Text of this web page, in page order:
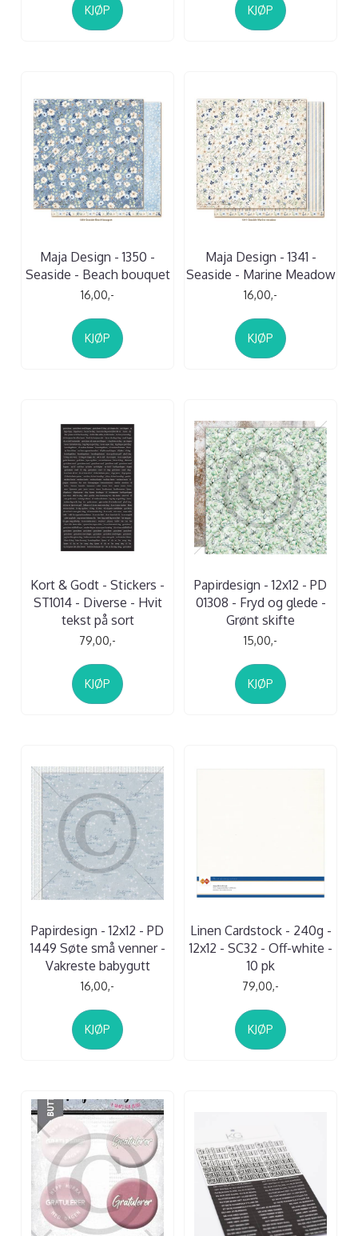
KJØP KJØP
Maja Design - 1350 -
Seaside - Beach bouquet
16,00,-
KJØP
Maja Design - 1341 -
Seaside - Marine Meadow
16,00,-
KJØP
Kort & Godt - Stickers -
ST1014 - Diverse - Hvit
tekst på sort
79,00,-
KJØP
Papirdesign - 12x12 - PD
01308 - Fryd og glede -
Grønt skifte
15,00,-
KJØP
Papirdesign - 12x12 - PD
1449 Søte små venner -
Vakreste babygutt
16,00,-
KJØP
Linen Cardstock - 240g -
12x12 - SC32 - Off-white -
10 pk
79,00,-
KJØP